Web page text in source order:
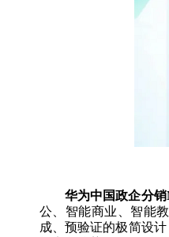
华为中国政企分
公、智能商业、智能
成、预验证的极简设